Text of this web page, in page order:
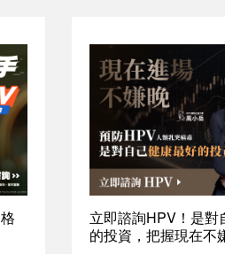
立即諮詢HPV！是對
的投資，把握現在不